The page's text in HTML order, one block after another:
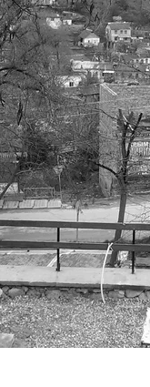
скрывающие
с
так
Йохан
нон-грата,
«русского
Все
молодежь
называемой
закрыто. Его
жалуется,
Именно
Надежды